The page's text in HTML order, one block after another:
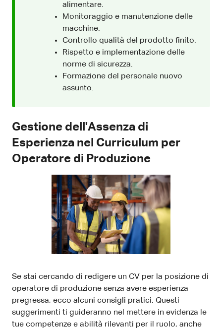
alimentare.
Monitoraggio e manutenzione delle
macchine.
Controllo qualità del prodotto finito.
Rispetto e implementazione delle
norme di sicurezza.
Formazione del personale nuovo
assunto.
Gestione dell'Assenza di
Esperienza nel Curriculum per
Operatore di Produzione
Se stai cercando di redigere un CV per la posizione di
operatore di produzione senza avere esperienza
pregressa, ecco alcuni consigli pratici. Questi
suggerimenti ti guideranno nel mettere in evidenza le
tue competenze e abilità rilevanti per il ruolo, anche